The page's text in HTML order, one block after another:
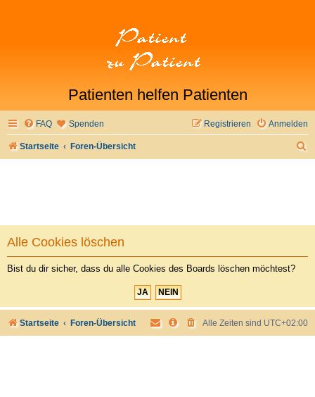
Patienten helfen Patienten
FAQ Spenden Anmelden
Registrieren
Startseite Foren-Übersicht
Alle Cookies löschen
Bist du dir sicher, dass du alle Cookies des Boards löschen möchtest?
Startseite Foren-Übersicht Alle Zeiten sind UTC+02:00